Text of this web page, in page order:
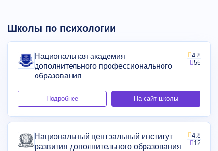
Школы по психологии
Национальная академия
дополнительного профессионального
образования
4.8
55
Подробнее На сайт школы
Национальный центральный институт
развития дополнительного образования
4.8
12